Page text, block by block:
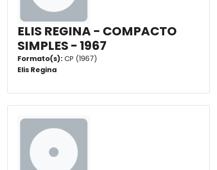
ELIS REGINA - COMPACTO
SIMPLES - 1967
Formato(s): CP (1967)
Elis Regina